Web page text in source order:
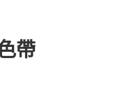
帶